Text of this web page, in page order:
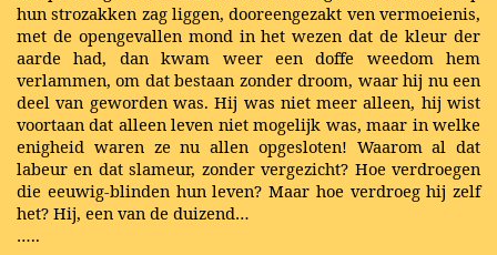
hun strozakken zag liggen, dooreengezakt ven vermoeienis,
met de opengevallen mond in het wezen dat de kleur der
aarde had, dan kwam weer een doffe weedom hem
verlammen, om dat bestaan zonder droom, waar hij nu een
deel van geworden was. Hij was niet meer alleen, hij wist
voortaan dat alleen leven niet mogelijk was, maar in welke
enigheid waren ze nu allen opgesloten! Waarom al dat
labeur en dat slameur, zonder vergezicht? Hoe verdroegen
die eeuwig-blinden hun leven? Maar hoe verdroeg hij zelf
het? Hij, een van de duizend…
…..